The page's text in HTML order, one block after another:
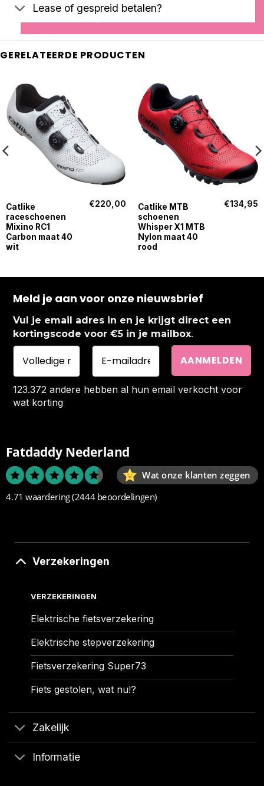
Lease of gespreid betalen?
GERELATEERDE PRODUCTEN
Catlike
raceschoenen
Mixino RC1
Carbon maat 40
wit
€220,00
Catlike MTB
schoenen
Whisper X1 MTB
Nylon maat 40
rood
€134,95
Meld je aan voor onze nieuwsbrief
Vul je email adres in en je krijgt direct een
kortingscode voor €5 in je mailbox.
123.372 andere hebben al hun email verkocht voor
wat korting
Fatdaddy Nederland
Wat onze klanten zeggen
4.71 waardering(2444 beoordelingen)
Verzekeringen
VERZEKERINGEN
Elektrische fietsverzekering
Elektrische stepverzekering
Fietsverzekering Super73
Fiets gestolen, wat nu!?
Zakelijk
Informatie